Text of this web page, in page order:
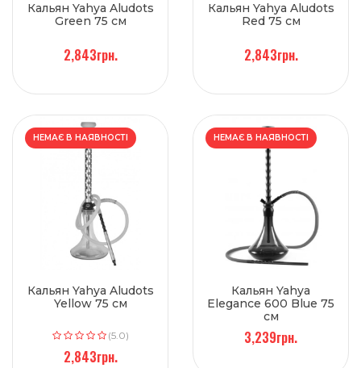
Кальян Yahya Aludots
Green 75 см
2,843грн.
Кальян Yahya Aludots
Red 75 см
2,843грн.
НЕМАЄ В НАЯВНОСТІ
Кальян Yahya Aludots
Yellow 75 см
(5.0)
2,843грн.
НЕМАЄ В НАЯВНОСТІ
Кальян Yahya
Elegance 600 Blue 75
см
3,239грн.